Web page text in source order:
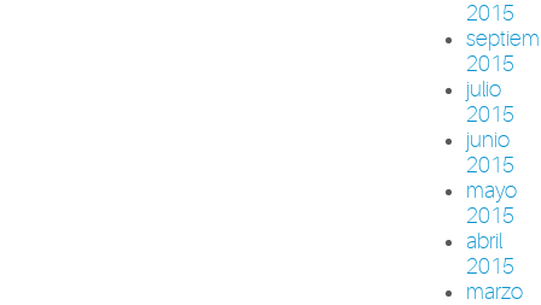
2015
2015
julio
2015
junio
2015
mayo
2015
abril
2015
marzo